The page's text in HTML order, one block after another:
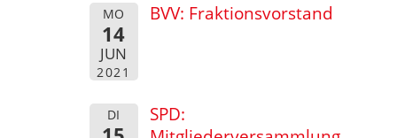
MO
14
JUN
2021
BVV: Fraktionsvorstand
DI
SPD: